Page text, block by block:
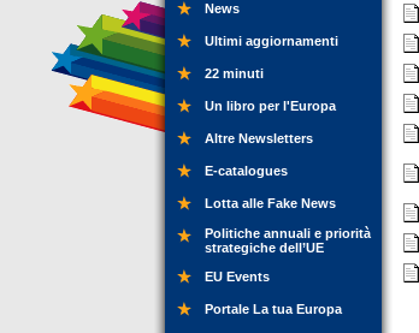
News
Ultimi aggiornamenti
22 minuti
Un libro per l'Europa
Altre Newsletters
E-catalogues
Lotta alle Fake News
Politiche annuali e priorità
strategiche dell’UE
EU Events
Portale La tua Europa